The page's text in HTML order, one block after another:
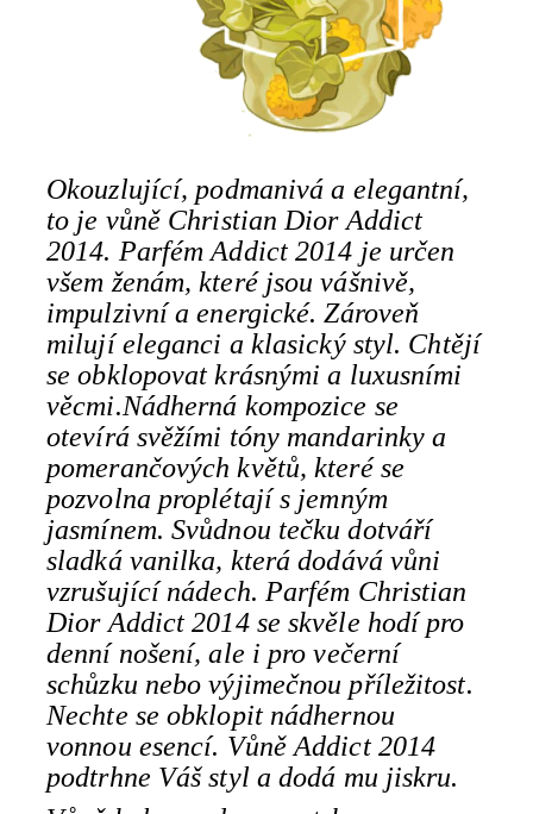
Okouzlující, podmanivá a elegantní,
to je vůně Christian Dior Addict
2014. Parfém Addict 2014 je určen
všem ženám, které jsou vášnivě,
impulzivní a energické. Zároveň
milují eleganci a klasický styl. Chtějí
se obklopovat krásnými a luxusními
věcmi.Nádherná kompozice se
otevírá svěžími tóny mandarinky a
pomerančových květů, které se
pozvolna proplétají s jemným
jasmínem. Svůdnou tečku dotváří
sladká vanilka, která dodává vůni
vzrušující nádech. Parfém Christian
Dior Addict 2014 se skvěle hodí pro
denní nošení, ale i pro večerní
schůzku nebo výjimečnou příležitost.
Nechte se obklopit nádhernou
vonnou esencí. Vůně Addict 2014
podtrhne Váš styl a dodá mu jiskru.